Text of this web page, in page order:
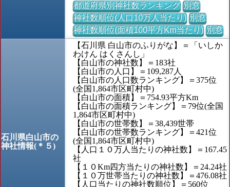
都道府県別神社数ランキング 別窓
神社数順位(人口10万人当たり) 別窓
神社数順位(面積100平方Km当たり) 別窓
石川県白山市の
神社情報(＊５)
【石川県 白山市のふりがな】＝「いしか
わけん はくさんし」
【白山市の神社数】＝183社
【白山市の人口】＝109,287人
【白山市の人口数ランキング】＝375位
(全国1,864市区町村中)
【白山市の面積】＝754.93平方Km
【白山市の面積ランキング】＝79位(全国
1,864市区町村中)
【白山市の世帯数】＝38,439世帯
【白山市の世帯数ランキング】＝421位
(全国1,864市区町村中)
【人口１０万人当たりの神社数】＝167.45
社
【１０Km四方当たりの神社数】＝24.24社
【１０万世帯当たりの神社数】＝476.08社
【人口当たりの神社数順位】＝560位